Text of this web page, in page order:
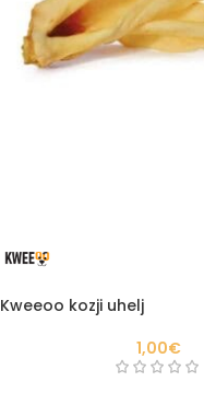
Kweeoo kozji uhelj
1,00€